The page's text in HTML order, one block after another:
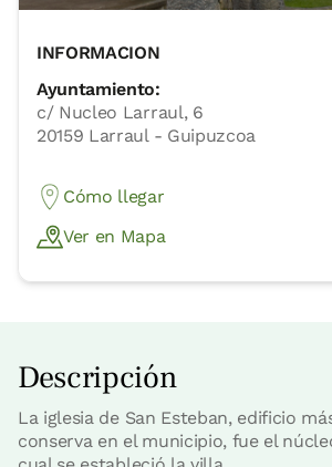
INFORMACION
Ayuntamiento:
c/ Nucleo Larraul, 6
20159 Larraul - Guipuzcoa
Cómo llegar
Ver en Mapa
Descripción
La iglesia de San Esteban, edificio
conserva en el municipio, fue el